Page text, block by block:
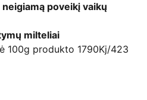
poveikį vaikų
milteliai
100g produkto 1790Kj/423